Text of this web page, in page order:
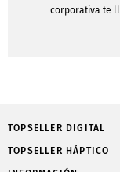
corporativa te
TOPSELLER DIGITAL
TOPSELLER HÁPTICO